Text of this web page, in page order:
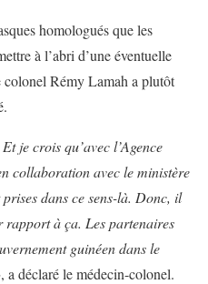
homologués que les
à l’abri d’une éventuelle
Rémy Lamah a plutôt
je crois qu’avec l’Agence
collaboration avec le ministère
dans ce sens-là. Donc, il
rapport à ça. Les partenaires
guinéen dans le
, a déclaré le médecin-colonel.